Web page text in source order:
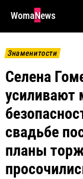
WomaNews
Знаменитости
Селена
усиливают
свадьбе
планы